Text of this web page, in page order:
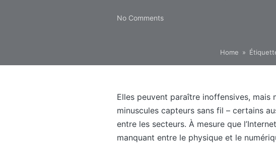
No Comments
Home »
Elles peuvent paraître inoffensives, mais
minuscules capteurs sans fil – certains
entre les secteurs. À mesure que
manquant entre le physique et le